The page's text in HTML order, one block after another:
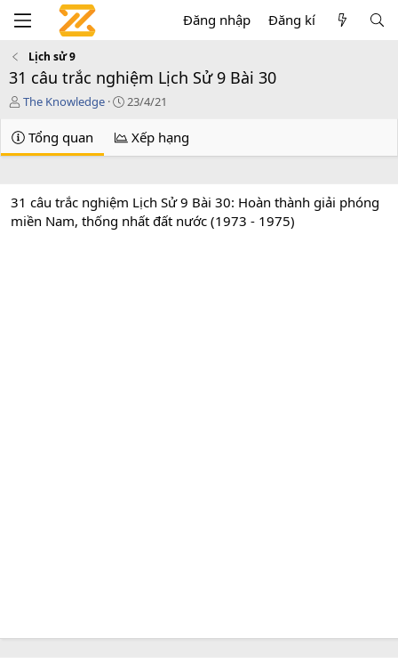
Đăng nhập Đăng kí
Lịch sử 9
31 câu trắc nghiệm Lịch Sử 9 Bài 30
T
c
The Knowledge
C
e
o
n
d
23/4/21
Tổng quan Xếp hạng
31 câu trắc nghiệm Lịch Sử 9 Bài 30: Hoàn thành giải phóng
miền Nam, thống nhất đất nước (1973 - 1975)